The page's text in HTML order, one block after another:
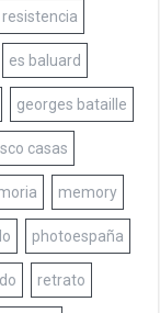
es baluard
georges bataille
casas
memory
photoespaña
retrato